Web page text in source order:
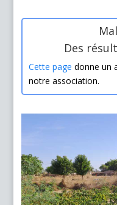
Des
Cette page donne un
notre association.